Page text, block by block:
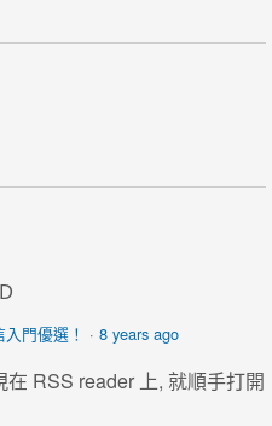
門優選！ · 8 years ago
在 RSS reader 上, 就順手打開